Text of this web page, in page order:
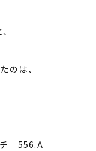
のは、
チ 556.A